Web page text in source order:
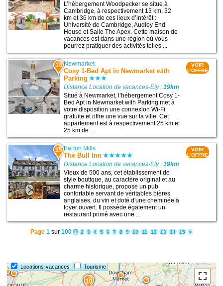
L’hébergement Woodpecker se situe à
Cambridge, à respectivement 13 km, 32
km et 36 km de ces lieux d’intérêt :
Université de Cambridge, Audley End
House et Salle The Apex. Cette maison de
vacances est dans une région où vous
pourrez pratiquer des activités telles ...
14 Newmarket
Cosy 1-Bed Apt in Newmarket with
Parking
Distance Location de vacances-Ely :19km
Situé à Newmarket, l’hébergement Cosy 1-
Bed Apt in Newmarket with Parking met à
votre disposition une connexion Wi-Fi
gratuite et offre une vue sur la ville. Cet
appartement est à respectivement 25 km et
25 km de ...
VOIR
L'OFFRE
15 Barton Mills
The Bull Inn
Distance Location de vacances-Ely :19km
Vieux de 500 ans, cet établissement de
style boutique, au caractère original et au
charme historique, propose un pub
confortable servant de véritables bières
anglaises, du vin et doté d'une cheminée à
foyer ouvert. Il possède également un
restaurant primé avec une ...
VOIR
L'OFFRE
Page 1 sur 100 1 2 3 4 5 6 7 8 9 10 11 12 13 14 15 >
Locations-vacances Tourisme
10